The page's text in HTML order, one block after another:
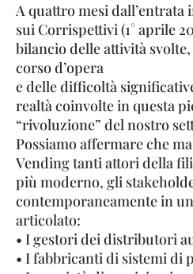
A quattro mesi dall’entrata
sui Corrispettivi (1° aprile
bilancio delle attività
corso d’opera
e delle difficoltà
realtà coinvolte in questa
“rivoluzione” del nostro
Possiamo affermare che
Vending tanti attori della
più moderno, gli
contemporaneamente in
articolato:
• I gestori dei distributori
• I fabbricanti di sistemi di